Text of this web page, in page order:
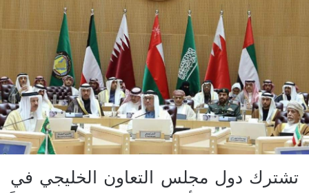
تشترك دول مجلس التعاون الخليجي في